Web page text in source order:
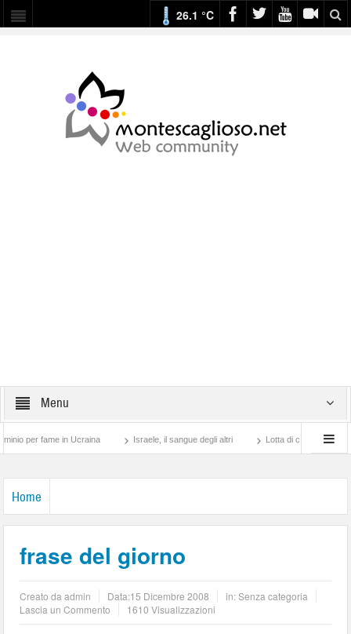
26.1 °C
Menu
fame in Ucraina Israele, il sangue degli altri Lotta di classe… tra preti e
Home
frase del giorno
Creato daadmin Data:15 Dicembre 2008
in: Senza categoria
Lascia un Commento
1610 Visualizzazioni